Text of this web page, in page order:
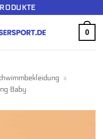
0
»
Baby